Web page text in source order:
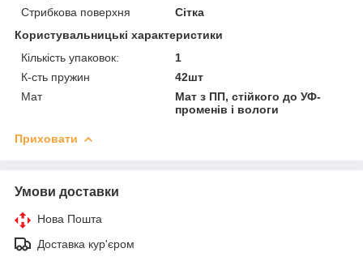
Стрибкова поверхня
Сітка
Користувальницькі характеристики
Кількість упаковок:
1
К-сть пружин
42шт
Мат
Мат з ПП, стійкого до УФ-
променів і вологи
Приховати
Умови доставки
Нова Пошта
Доставка кур'єром